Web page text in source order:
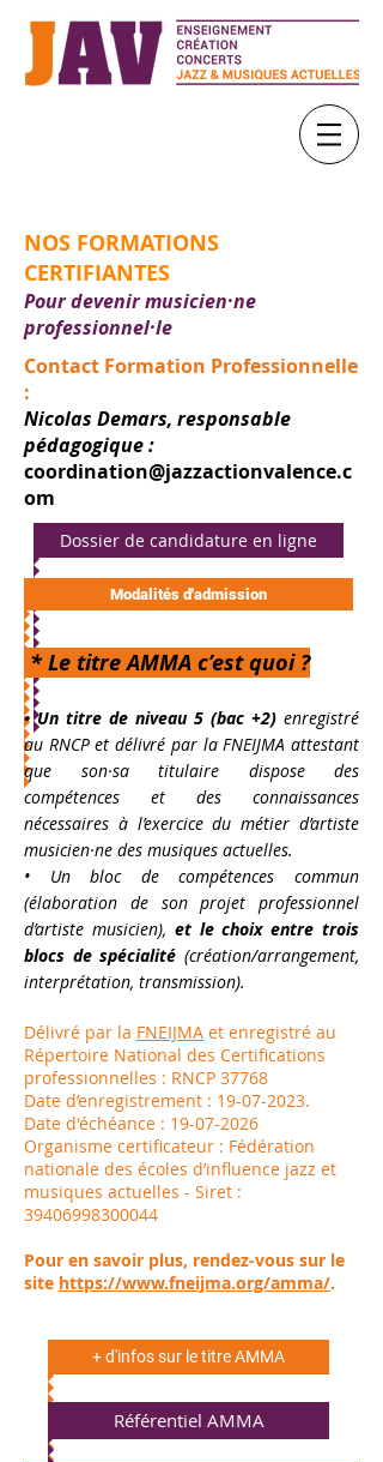
NOS FORMATIONS
CERTIFIANTES
Pour devenir musicien·ne
professionnel·le
Contact Formation Professionnelle
:
Nicolas Demars, responsable
pédagogique :
coordination@jazzactionvalence.c
om
Dossier de candidature en ligne
Modalités d'admission
* Le titre AMMA c’est quoi ?
• Un titre de niveau 5 (bac +2) enregistré
au RNCP et délivré par la FNEIJMA attestant
que son·sa titulaire dispose des
compétences et des connaissances
nécessaires à l’exercice du métier d’artiste
musicien·ne des musiques actuelles.
• Un bloc de compétences commun
(élaboration de son projet professionnel
d’artiste musicien), et le choix entre trois
blocs de spécialité (création/arrangement,
interprétation, transmission).
Délivré par la FNEIJMA et enregistré au
Répertoire National des Certifications
professionnelles : RNCP 37768
Date d’enregistrement : 19-07-2023.
Date d'échéance : 19-07-2026
Organisme certificateur : Fédération
nationale des écoles d’influence jazz et
musiques actuelles - Siret :
39406998300044
Pour en savoir plus, rendez-vous sur le
site https://www.fneijma.org/amma/.
+ d'infos sur le titre AMMA
Référentiel AMMA